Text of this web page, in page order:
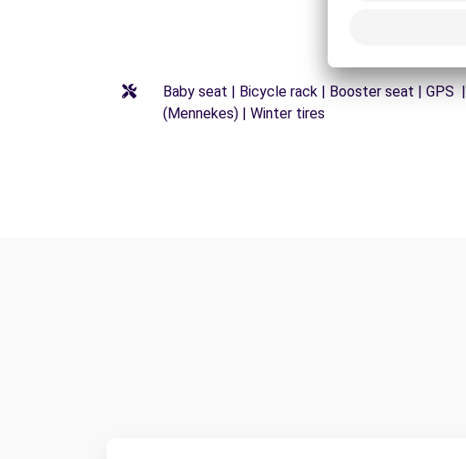
Baby seat | Bicycle rack | Booster seat | GPS
(Mennekes) | Winter tires